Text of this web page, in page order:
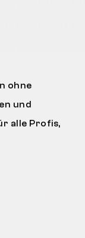
ohne
und
alle Profis,